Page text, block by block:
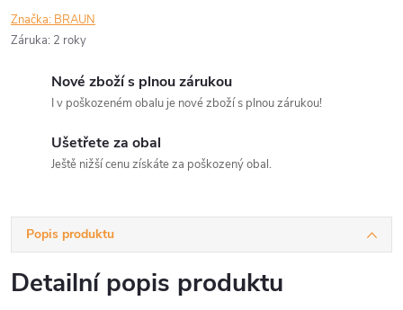
Značka: BRAUN
Záruka: 2 roky
Nové zboží s plnou zárukou
I v poškozeném obalu je nové zboží s plnou zárukou!
Ušetřete za obal
Ještě nižší cenu získáte za poškozený obal.
Popis produktu
Detailní popis produktu